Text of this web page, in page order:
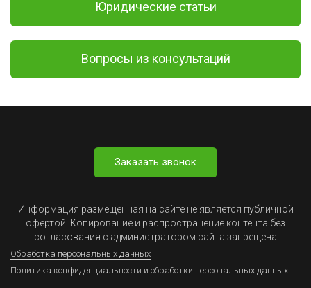
Юридические статьи
Вопросы из консультаций
Заказать звонок
Информация размещенная на сайте не является публичной
офертой. Копирование и распространение контента без
согласования с администратором сайта запрещена
Обработка персональных данных
Политика конфиденциальности и обработки персональных данных